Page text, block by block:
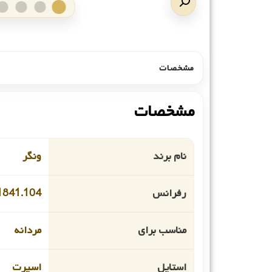
مشخصات
مشخصات
نام برند ونگر
رفرانس
مناسب برای مردانه
استایل اسپرت